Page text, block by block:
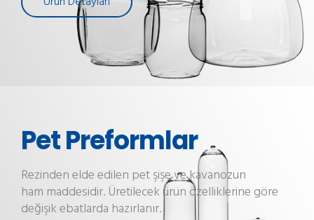
Pet Preformlar
Rezinden elde edilen pet şişe ve kavanozun
ham maddesidir. Üretilecek ürün özelliklerine göre
değişik ebatlarda hazırlanır.